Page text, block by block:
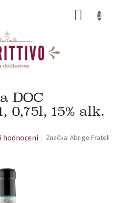
DOC
0,75l, 15% alk.
0,0 z 5 hvězdiček.
Značka:Abrigo Frateli